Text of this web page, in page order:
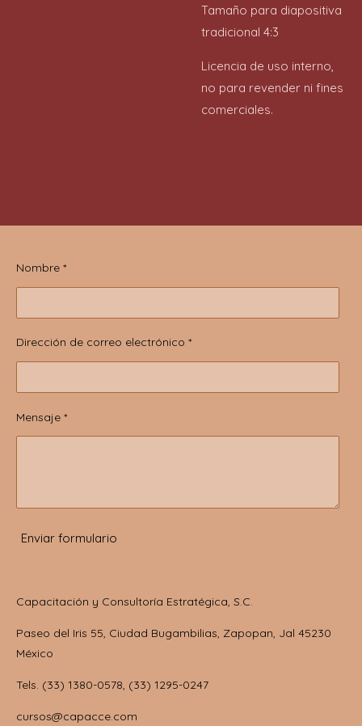
Tamaño para diapositiva
tradicional 4:3
Licencia de uso interno,
no para revender ni fines
comerciales.
Nombre *
Dirección de correo electrónico *
Mensaje *
Enviar formulario
Capacitación y Consultoría Estratégica, S.C.
Paseo del Iris 55, Ciudad Bugambilias, Zapopan, Jal 45230
México
Tels. (33) 1380-0578, (33) 1295-0247
cursos@capacce.com